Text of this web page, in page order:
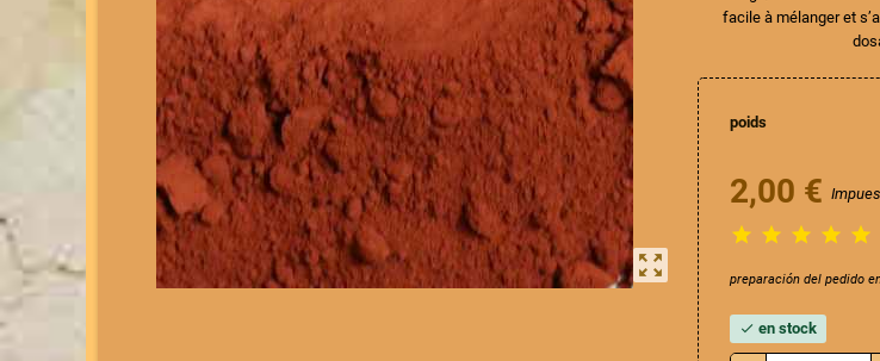
zoom_out_map
facile à mélanger et
poids
2,00 €
    
preparación del pedido
check en stock